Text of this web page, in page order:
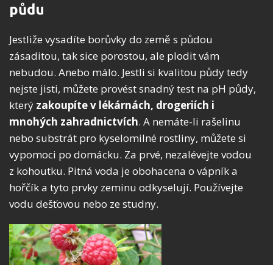
půdu
Jestliže vysadíte borůvky do země s půdou
zásaditou, tak sice porostou, ale plodit vám
nebudou. Anebo málo. Jestli si kvalitou půdy tedy
nejste jisti, můžete provést snadný test na pH půdy,
který zakoupíte v lékárnách, drogeriích i
mnohých zahradnictvích. A nemáte-li rašelinu
nebo substrát pro kyselomilné rostliny, můžete si
vypomoci po domácku. Za prvé, nezalévejte vodou
z kohoutku. Pitná voda je obohacena o vápník a
hořčík a tyto prvky zeminu odkyselují. Používejte
vodu dešťovou nebo ze studny.